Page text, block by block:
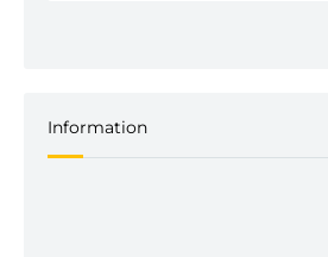
Information